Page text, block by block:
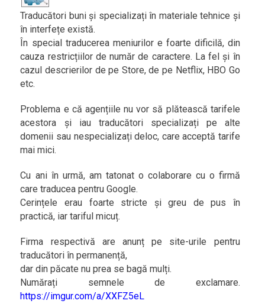
Traducători buni și specializați în materiale tehnice și
în interfețe există.
În special traducerea meniurilor e foarte dificilă, din
cauza restricțiilor de număr de caractere. La fel și în
cazul descrierilor de pe Store, de pe Netflix, HBO Go
etc.
Problema e că agențiile nu vor să plătească tarifele
acestora și iau traducători specializați pe alte
domenii sau nespecializați deloc, care acceptă tarife
mai mici.
Cu ani în urmă, am tatonat o colaborare cu o firmă
care traducea pentru Google.
Cerințele erau foarte stricte și greu de pus în
practică, iar tariful micuț.
Firma respectivă are anunț pe site-urile pentru
traducători în permanență,
dar din păcate nu prea se bagă mulți.
Numărați semnele de exclamare.
https://imgur.com/a/XXFZ5eL